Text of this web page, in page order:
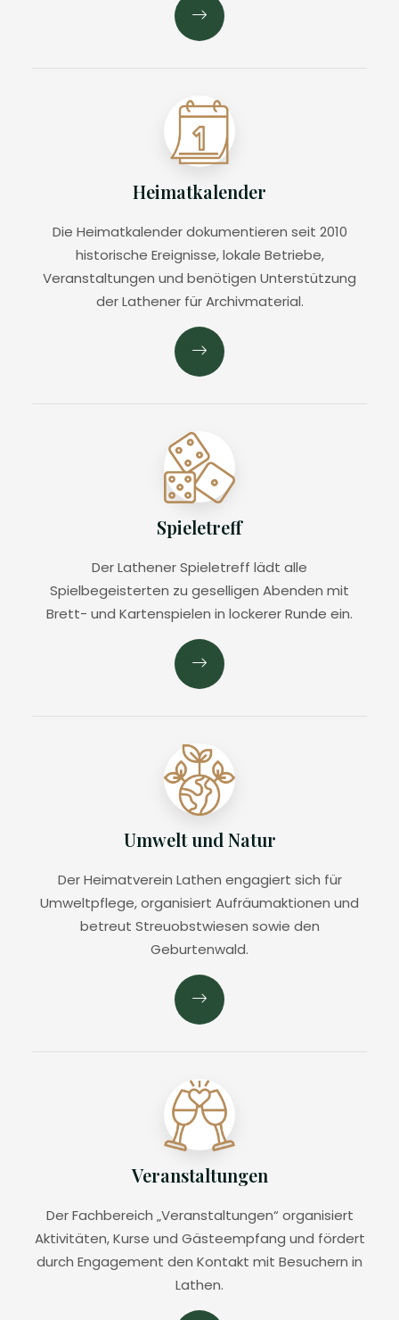
Heimatkalender
Die Heimatkalender dokumentieren seit 2010
historische Ereignisse, lokale Betriebe,
Veranstaltungen und benötigen Unterstützung
der Lathener für Archivmaterial.
Spieletreff
Der Lathener Spieletreff lädt alle
Spielbegeisterten zu geselligen Abenden mit
Brett- und Kartenspielen in lockerer Runde ein.
Umwelt und Natur
Der Heimatverein Lathen engagiert sich für
Umweltpflege, organisiert Aufräumaktionen und
betreut Streuobstwiesen sowie den
Geburtenwald.
Veranstaltungen
Der Fachbereich „Veranstaltungen“ organisiert
Aktivitäten, Kurse und Gästeempfang und fördert
durch Engagement den Kontakt mit Besuchern in
Lathen.